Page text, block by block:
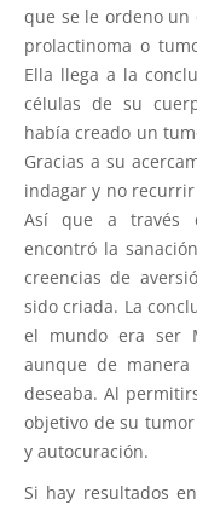
que se le ordeno un
prolactinoma o
Ella llega a la
células de su
había creado un
Gracias a su
indagar y no
Así que a través
encontró la
creencias de
sido criada. La
el mundo era ser
aunque de
deseaba. Al
objetivo de su
y autocuración.
Si hay resultados